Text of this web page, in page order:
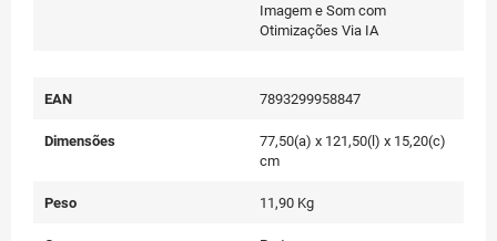
Imagem e Som com
Otimizações Via IA
EAN 7893299958847
Dimensões
77,50(a) x 121,50(l) x 15,20(c)
cm
Peso 11,90 Kg